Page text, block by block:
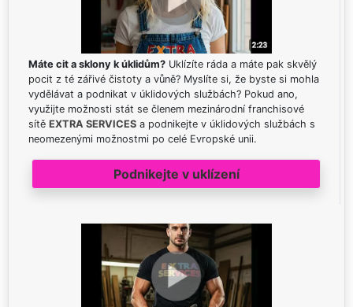
Máte cit a sklony k úklidům? Uklízíte ráda a máte pak skvělý
pocit z té zářivé čistoty a vůně? Myslíte si, že byste si mohla
vydělávat a podnikat v úklidových službách? Pokud ano,
využijte možnosti stát se členem mezinárodní franchisové
sítě EXTRA SERVICES a podnikejte v úklidových službách s
neomezenými možnostmi po celé Evropské unii.
Podnikejte v uklízení